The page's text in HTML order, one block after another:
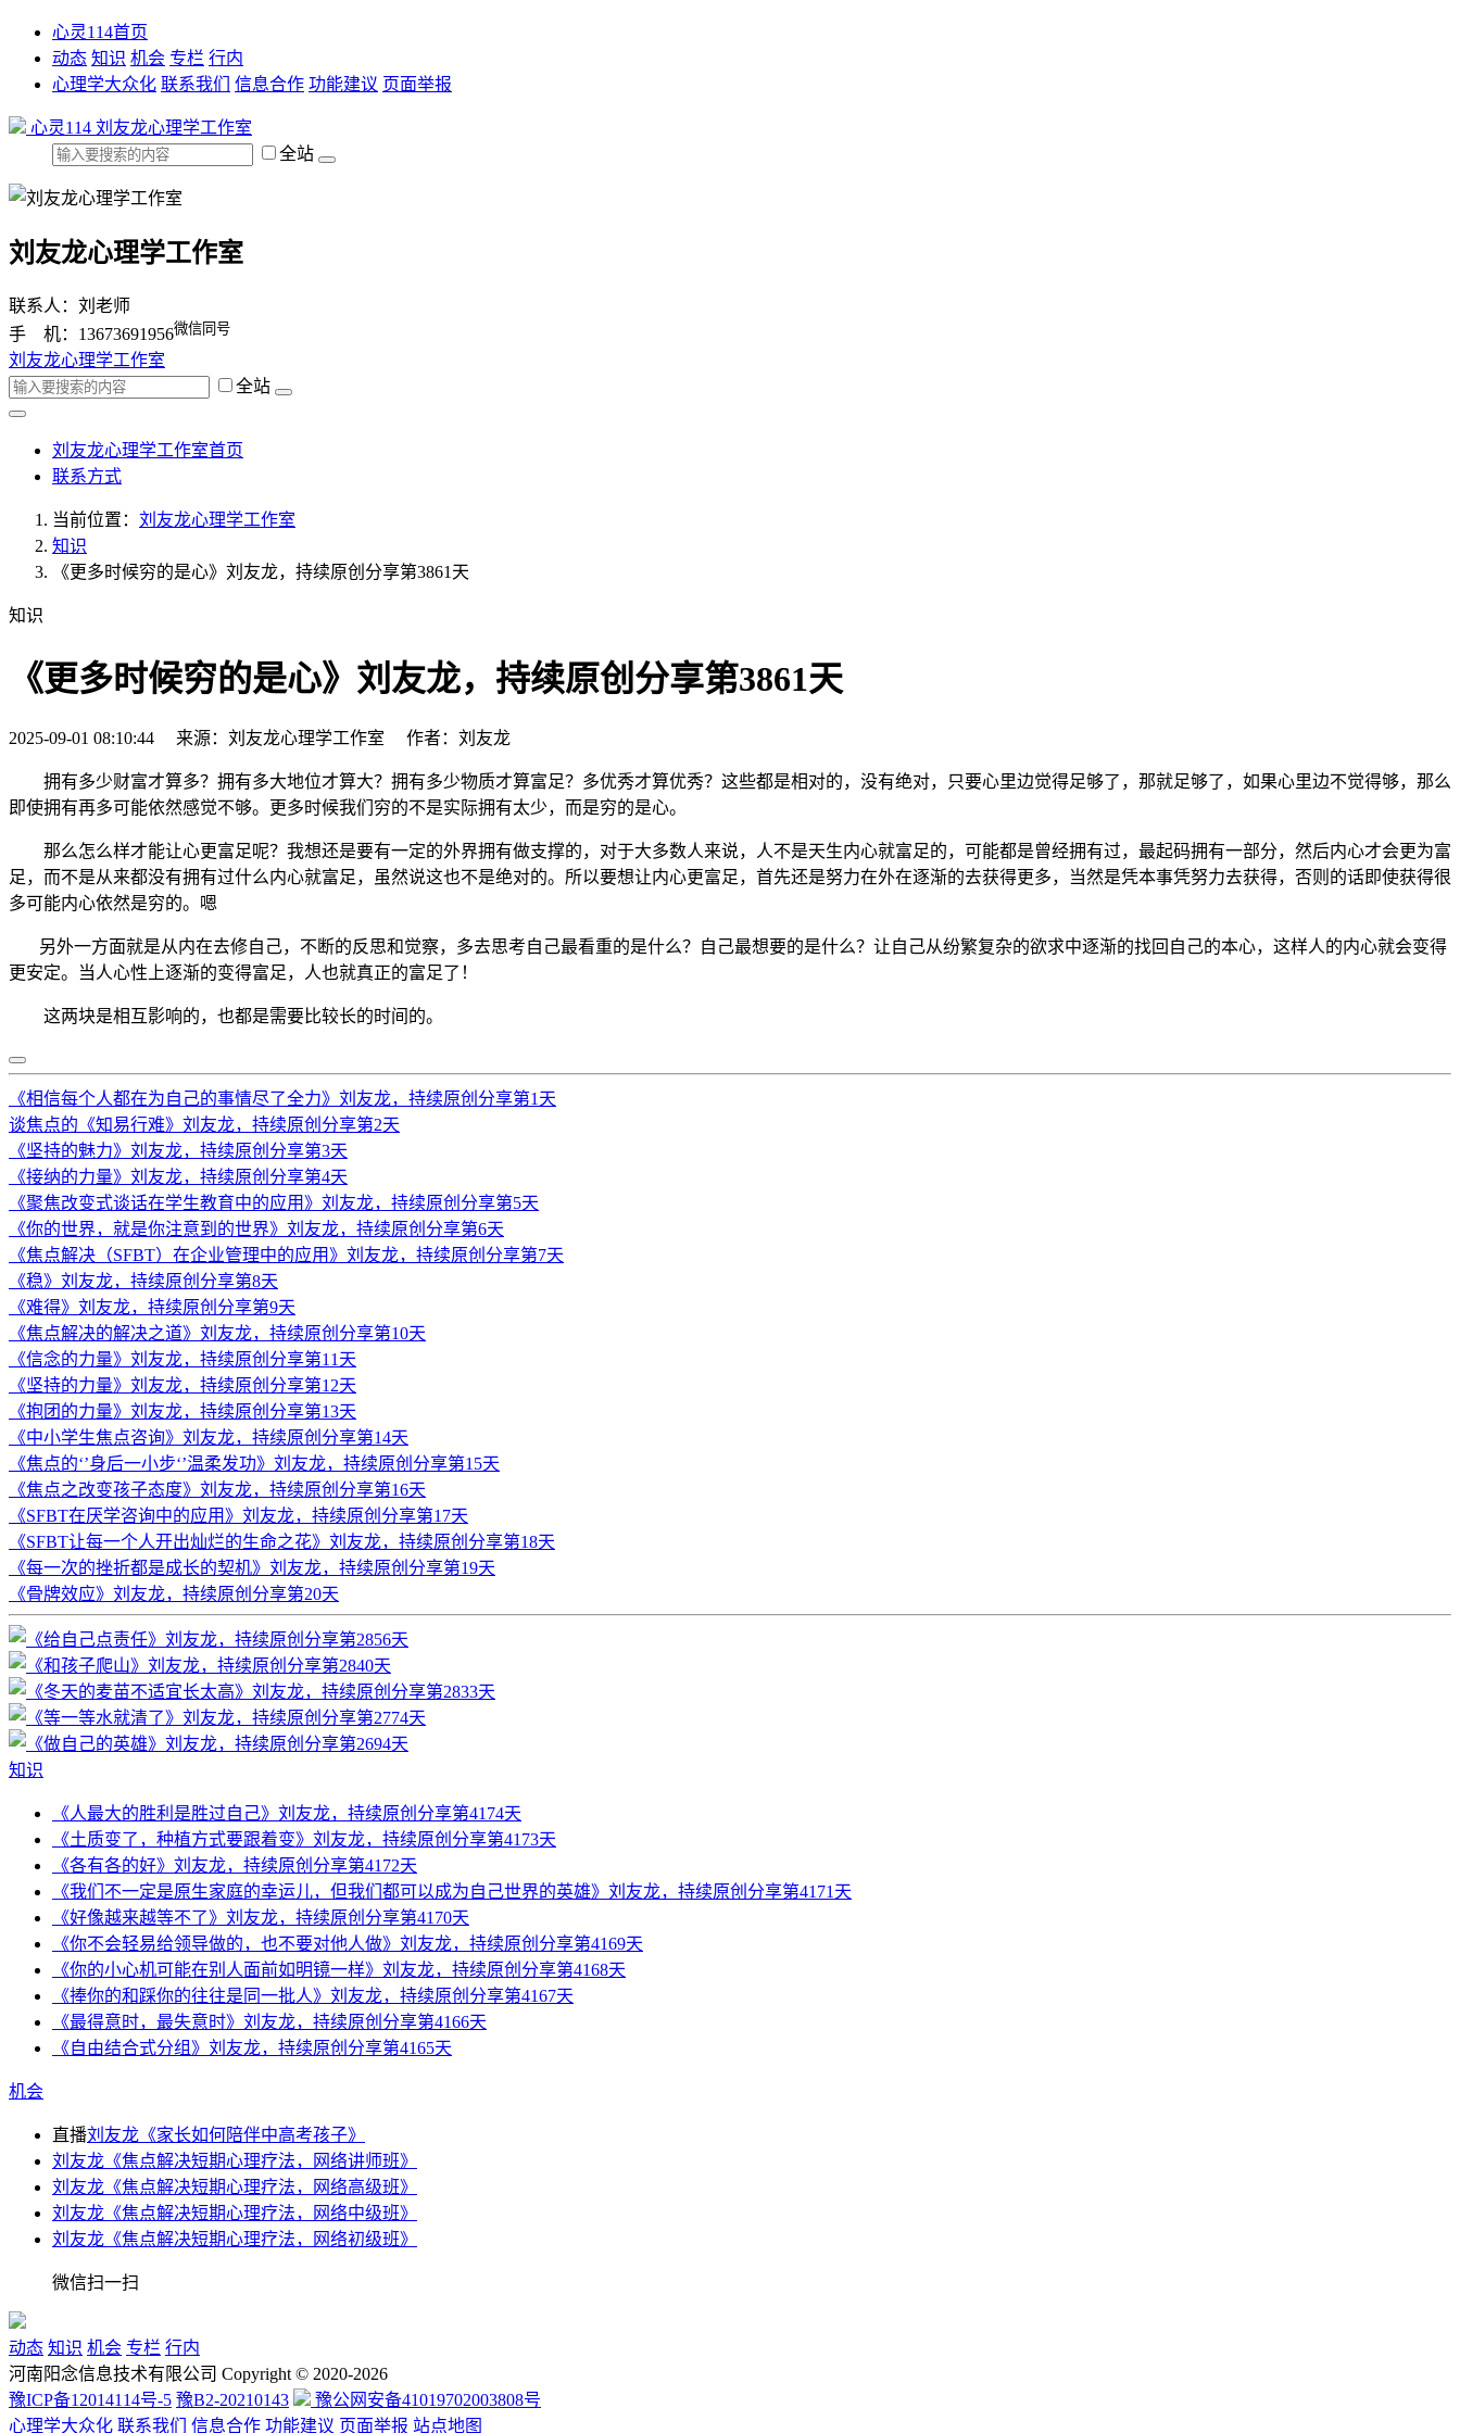
心灵114首页
动态 知识 机会 专栏 行内
心理学大众化 联系我们 信息合作 功能建议 页面举报
心灵114 刘友龙心理学工作室
全站
刘友龙心理学工作室
联系人：刘老师
手 机：13673691956微信同号
刘友龙心理学工作室
全站
刘友龙心理学工作室首页
联系方式
当前位置： 刘友龙心理学工作室
知识
《更多时候穷的是心》刘友龙，持续原创分享第3861天
知识
《更多时候穷的是心》刘友龙，持续原创分享第3861天
2025-09-01 08:10:44 来源：刘友龙心理学工作室 作者：刘友龙
拥有多少财富才算多？拥有多大地位才算大？拥有多少物质才算富足？多优秀才算优秀？这些都是相对的，没有绝对，只要心里边觉得足够了，那就足够了，如果心里边不觉得够，那么
即使拥有再多可能依然感觉不够。更多时候我们穷的不是实际拥有太少，而是穷的是心。
那么怎么样才能让心更富足呢？我想还是要有一定的外界拥有做支撑的，对于大多数人来说，人不是天生内心就富足的，可能都是曾经拥有过，最起码拥有一部分，然后内心才会更为富
足，而不是从来都没有拥有过什么内心就富足，虽然说这也不是绝对的。所以要想让内心更富足，首先还是努力在外在逐渐的去获得更多，当然是凭本事凭努力去获得，否则的话即使获得很
多可能内心依然是穷的。嗯
另外一方面就是从内在去修自己，不断的反思和觉察，多去思考自己最看重的是什么？自己最想要的是什么？让自己从纷繁复杂的欲求中逐渐的找回自己的本心，这样人的内心就会变得
更安定。当人心性上逐渐的变得富足，人也就真正的富足了！
这两块是相互影响的，也都是需要比较长的时间的。
《相信每个人都在为自己的事情尽了全力》刘友龙，持续原创分享第1天
谈焦点的《知易行难》刘友龙，持续原创分享第2天
《坚持的魅力》刘友龙，持续原创分享第3天
《接纳的力量》刘友龙，持续原创分享第4天
《聚焦改变式谈话在学生教育中的应用》刘友龙，持续原创分享第5天
《你的世界，就是你注意到的世界》刘友龙，持续原创分享第6天
《焦点解决（SFBT）在企业管理中的应用》刘友龙，持续原创分享第7天
《稳》刘友龙，持续原创分享第8天
《难得》刘友龙，持续原创分享第9天
《焦点解决的解决之道》刘友龙，持续原创分享第10天
《信念的力量》刘友龙，持续原创分享第11天
《坚持的力量》刘友龙，持续原创分享第12天
《抱团的力量》刘友龙，持续原创分享第13天
《中小学生焦点咨询》刘友龙，持续原创分享第14天
《焦点的‘’身后一小步‘’温柔发功》刘友龙，持续原创分享第15天
《焦点之改变孩子态度》刘友龙，持续原创分享第16天
《SFBT在厌学咨询中的应用》刘友龙，持续原创分享第17天
《SFBT让每一个人开出灿烂的生命之花》刘友龙，持续原创分享第18天
《每一次的挫折都是成长的契机》刘友龙，持续原创分享第19天
《骨牌效应》刘友龙，持续原创分享第20天
知识
《人最大的胜利是胜过自己》刘友龙，持续原创分享第4174天
《土质变了，种植方式要跟着变》刘友龙，持续原创分享第4173天
《各有各的好》刘友龙，持续原创分享第4172天
《我们不一定是原生家庭的幸运儿，但我们都可以成为自己世界的英雄》刘友龙，持续原创分享第4171天
《好像越来越等不了》刘友龙，持续原创分享第4170天
《你不会轻易给领导做的，也不要对他人做》刘友龙，持续原创分享第4169天
《你的小心机可能在别人面前如明镜一样》刘友龙，持续原创分享第4168天
《捧你的和踩你的往往是同一批人》刘友龙，持续原创分享第4167天
《最得意时，最失意时》刘友龙，持续原创分享第4166天
《自由结合式分组》刘友龙，持续原创分享第4165天
机会
直播刘友龙《家长如何陪伴中高考孩子》
刘友龙《焦点解决短期心理疗法，网络讲师班》
刘友龙《焦点解决短期心理疗法，网络高级班》
刘友龙《焦点解决短期心理疗法，网络中级班》
刘友龙《焦点解决短期心理疗法，网络初级班》
微信扫一扫
动态 知识 机会 专栏 行内
河南阳念信息技术有限公司 Copyright © 2020-2026
豫ICP备12014114号-5 豫B2-20210143
豫公网安备41019702003808号
心理学大众化 联系我们 信息合作 功能建议 页面举报 站点地图